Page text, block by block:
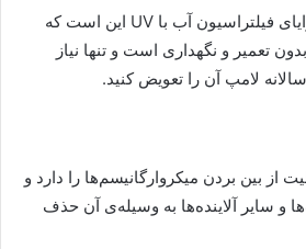
یکی از بزرگترین مزایای فیلتراسیون آب با UV این است که
تعمیر و نگهداری است و تنها نیاز
لامپ آن را تعویض کنید.
از بین بردن میکروارگانیسم‌ها را دارد و
و سایر آلاینده‌ها به وسیله‌ی آن حذف